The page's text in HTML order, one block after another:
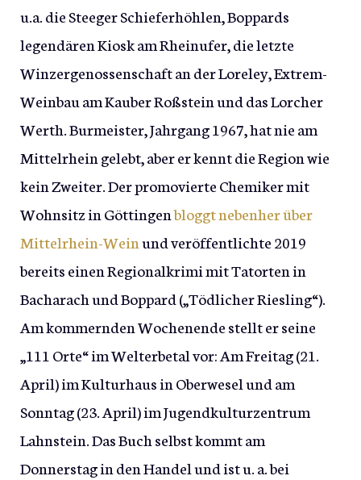
u.a. die Steeger Schieferhöhlen, Boppards
legendären Kiosk am Rheinufer, die letzte
Winzergenossenschaft an der Loreley, Extrem-
Weinbau am Kauber Roßstein und das Lorcher
Werth. Burmeister, Jahrgang 1967, hat nie am
Mittelrhein gelebt, aber er kennt die Region wie
kein Zweiter. Der promovierte Chemiker mit
Wohnsitz in Göttingenbloggt nebenher über
Mittelrhein-Weinund veröffentlichte 2019
bereits einen Regionalkrimi mit Tatorten in
Bacharach und Boppard („Tödlicher Riesling“).
Am kommernden Wochenende stellt er seine
„111 Orte“ im Welterbetal vor: Am Freitag (21.
April) im Kulturhaus in Oberwesel und am
Sonntag (23. April) im Jugendkulturzentrum
Lahnstein. Das Buch selbst kommt am
Donnerstag in den Handel und ist u. a. bei